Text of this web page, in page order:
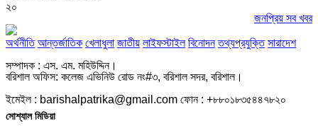
২০
জনপ্রিয় সব খবর
অর্থনীতি আন্তর্জাতিক খেলাধুলা জাতীয় লাইফস্টাইল বিনোদন তথ্যপ্রযুক্তি সারাদেশ
সম্পাদক : এস. এম. মহিউদ্দিন।
বরিশাল অফিস: কলেজ এভিনিউ রোড নং#৩, বরিশাল সদর, বরিশাল।
ইমেইল : barishalpatrika@gmail.com ফোন : +৮৮০১৮৩৫৪৪৭৮২০
সোশ্যাল মিডিয়া